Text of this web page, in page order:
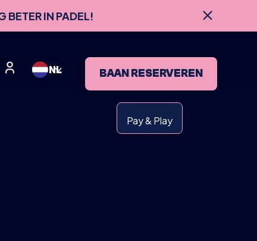
BETER IN PADEL!
NL BAAN RESERVEREN
Pay & Play